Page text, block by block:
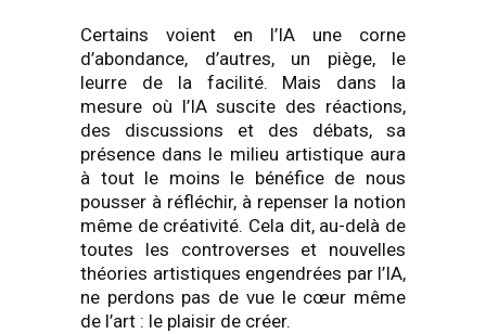
Certains voient en l’IA une corne
d’abondance, d’autres, un piège, le
leurre de la facilité. Mais dans la
mesure où l’IA suscite des réactions,
des discussions et des débats, sa
présence dans le milieu artistique aura
à tout le moins le bénéfice de nous
pousser à réfléchir, à repenser la notion
même de créativité. Cela dit, au-delà de
toutes les controverses et nouvelles
théories artistiques engendrées par l’IA,
ne perdons pas de vue le cœur même
de l’art : le plaisir de créer.